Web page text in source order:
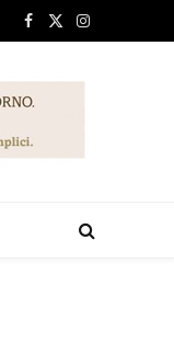
Facebook
X
Instagram